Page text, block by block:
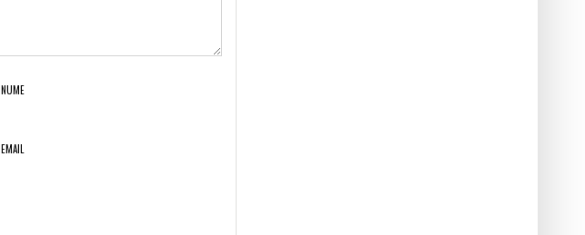
NUME
EMAIL